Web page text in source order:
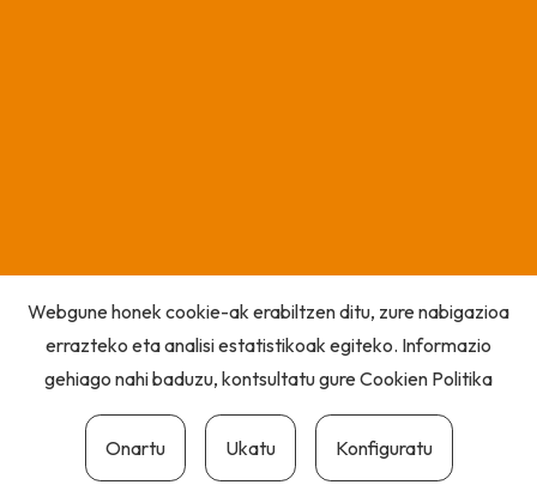
Webgune honek cookie-ak erabiltzen ditu, zure nabigazioa
errazteko eta analisi estatistikoak egiteko. Informazio
gehiago nahi baduzu, kontsultatu gureCookien Politika
Onartu Ukatu Konfiguratu